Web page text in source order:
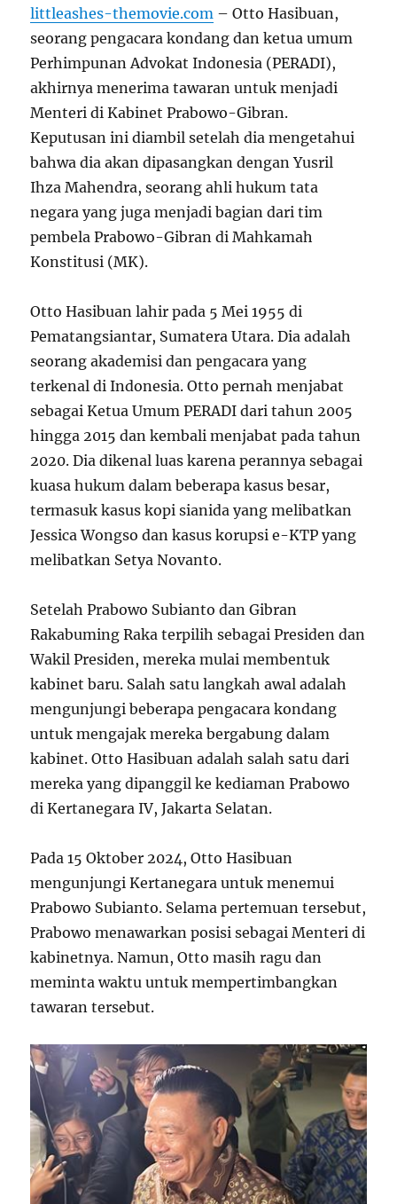
littleashes-themovie.com – Otto Hasibuan,
seorang pengacara kondang dan ketua umum
Perhimpunan Advokat Indonesia (PERADI),
akhirnya menerima tawaran untuk menjadi
Menteri di Kabinet Prabowo-Gibran.
Keputusan ini diambil setelah dia mengetahui
bahwa dia akan dipasangkan dengan Yusril
Ihza Mahendra, seorang ahli hukum tata
negara yang juga menjadi bagian dari tim
pembela Prabowo-Gibran di Mahkamah
Konstitusi (MK).
Otto Hasibuan lahir pada 5 Mei 1955 di
Pematangsiantar, Sumatera Utara. Dia adalah
seorang akademisi dan pengacara yang
terkenal di Indonesia. Otto pernah menjabat
sebagai Ketua Umum PERADI dari tahun 2005
hingga 2015 dan kembali menjabat pada tahun
2020. Dia dikenal luas karena perannya sebagai
kuasa hukum dalam beberapa kasus besar,
termasuk kasus kopi sianida yang melibatkan
Jessica Wongso dan kasus korupsi e-KTP yang
melibatkan Setya Novanto.
Setelah Prabowo Subianto dan Gibran
Rakabuming Raka terpilih sebagai Presiden dan
Wakil Presiden, mereka mulai membentuk
kabinet baru. Salah satu langkah awal adalah
mengunjungi beberapa pengacara kondang
untuk mengajak mereka bergabung dalam
kabinet. Otto Hasibuan adalah salah satu dari
mereka yang dipanggil ke kediaman Prabowo
di Kertanegara IV, Jakarta Selatan.
Pada 15 Oktober 2024, Otto Hasibuan
mengunjungi Kertanegara untuk menemui
Prabowo Subianto. Selama pertemuan tersebut,
Prabowo menawarkan posisi sebagai Menteri di
kabinetnya. Namun, Otto masih ragu dan
meminta waktu untuk mempertimbangkan
tawaran tersebut.